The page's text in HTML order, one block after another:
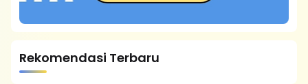
Rekomendasi Terbaru